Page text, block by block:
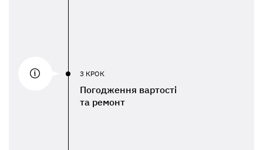
3 КРОК
Погодження вартості
та ремонт